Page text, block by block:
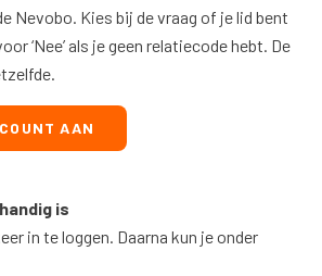
Nevobo. Kies bij de vraag of je lid bent
‘Nee’ als je geen relatiecode hebt. De
AAN
is
in te loggen. Daarna kun je onder